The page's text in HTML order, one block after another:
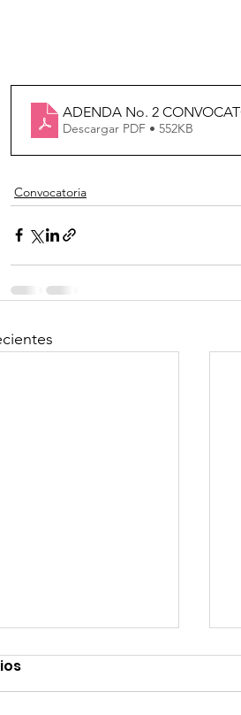
ADENDA No. 2
Descargar PDF • 552KB
Convocatoria